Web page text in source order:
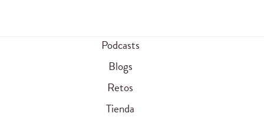
Podcasts
Blogs
Retos
Tienda